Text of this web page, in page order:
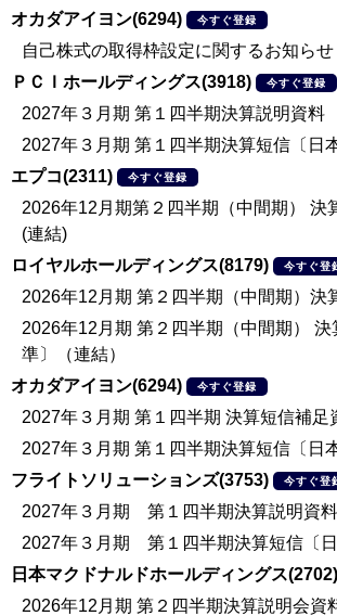
オカダアイヨン(6294)
今すぐ登録
自己株式の取得枠設定に関するお知らせ
ＰＣＩホールディングス(3918)
今すぐ登録
2027年３月期 第１四半期決算説明資料
2027年３月期 第１四半期決算短信〔日
エプコ(2311)
今すぐ登録
2026年12月期第２四半期（中間期） 決
(連結)
ロイヤルホールディングス(8179)
今すぐ登
2026年12月期 第２四半期（中間期）決
2026年12月期 第２四半期（中間期） 決
準〕（連結）
オカダアイヨン(6294)
今すぐ登録
2027年３月期 第１四半期 決算短信補足
2027年３月期 第１四半期決算短信〔日
フライトソリューションズ(3753)
今すぐ登
2027年３月期 第１四半期決算説明資料
2027年３月期 第１四半期決算短信〔
日本マクドナルドホールディングス(2702)
2026年12月期 第２四半期決算説明会資